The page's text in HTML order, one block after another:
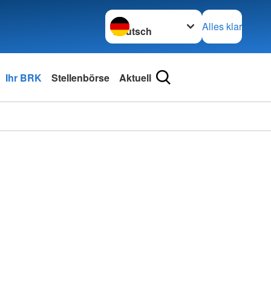
Sprache wechseln zu
Alles klar
Ihr BRK Stellenbörse Aktuell